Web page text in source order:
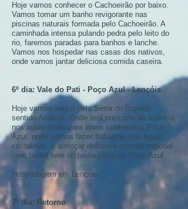
Hoje vamos conhecer o Cachoeirão por baixo.
Vamos tomar um banho revigorante nas
piscinas naturais formada pelo Cachoeirão. A
caminhada intensa pulando pedra pelo leito do
rio, faremos paradas para banhos e lanche.
Vamos nos hospedar nas casas dos nativos,
onde vamos jantar deliciosa comida caseira.
6º dia: Vale do Pati - Poço Azul - Lençóis
Hoje vamos seguir pela Serra do Império
sentido Andaraí. Onde terá um carro da agência
nos aguardando para irmos conhecer o Poço
Azul, onde vamos fazer flutuação nas águas
cristalinas e almoçar deliciosa comida regional
com buffet livre no restaurante do Poço Azul.
Hospedagem em Lençóis
7º dia: Retorno